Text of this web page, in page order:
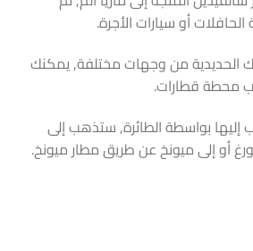
أو سيارات الأجرة.
الحديدية من وجهات مختلفة, يمكنك
محطة قطارات.
إليها بواسطة الطائرة, ستذهب إلى
أو إلى ميونخ عن طريق مطار ميونخ.